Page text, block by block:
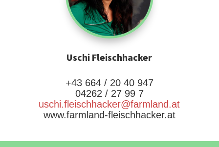
Uschi Fleischhacker
+43 664 / 20 40 947
04262 / 27 99 7
uschi.fleischhacker@farmland.at
www.farmland-fleischhacker.at